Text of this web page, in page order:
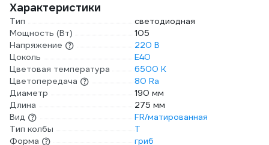
Характеристики
Тип
светодиодная
Мощность (Вт)
105
Напряжение
220 В
Цоколь
E40
Цветовая температура
6500 К
Цветопередача
80 Ra
Диаметр
190 мм
Длина
275 мм
Вид
FR/матированная
Тип колбы
T
Форма
гриб